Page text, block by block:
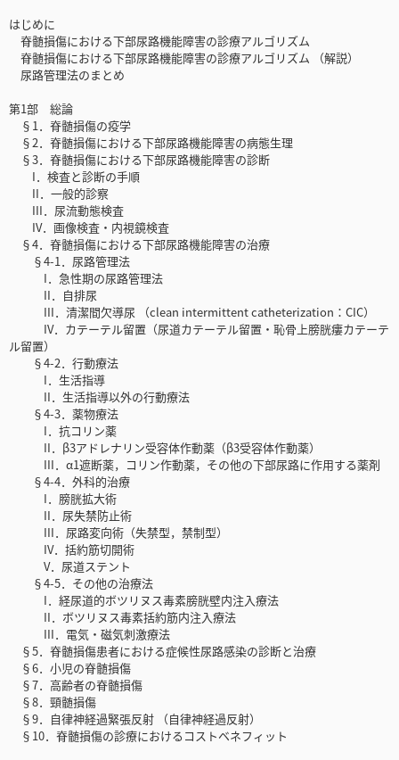
はじめに
脊髄損傷における下部尿路機能障害の診療アルゴリズム
脊髄損傷における下部尿路機能障害の診療アルゴリズム （解説）
尿路管理法のまとめ
第1部 総論
§1．脊髄損傷の疫学
§2．脊髄損傷における下部尿路機能障害の病態生理
§3．脊髄損傷における下部尿路機能障害の診断
I．検査と診断の手順
II．一般的診察
III．尿流動態検査
IV．画像検査・内視鏡検査
§4．脊髄損傷における下部尿路機能障害の治療
§4-1．尿路管理法
I．急性期の尿路管理法
II．自排尿
III．清潔間欠導尿 （clean intermittent catheterization：CIC）
IV．カテーテル留置（尿道カテーテル留置・恥骨上膀胱瘻カテーテ
ル留置）
§4-2．行動療法
I．生活指導
II．生活指導以外の行動療法
§4-3．薬物療法
I．抗コリン薬
II．β3アドレナリン受容体作動薬（β3受容体作動薬）
III．α1遮断薬，コリン作動薬，その他の下部尿路に作用する薬剤
§4-4．外科的治療
I．膀胱拡大術
II．尿失禁防止術
III．尿路変向術（失禁型，禁制型）
IV．括約筋切開術
V．尿道ステント
§4-5．その他の治療法
I．経尿道的ボツリヌス毒素膀胱壁内注入療法
II．ボツリヌス毒素括約筋内注入療法
III．電気・磁気刺激療法
§5．脊髄損傷患者における症候性尿路感染の診断と治療
§6．小児の脊髄損傷
§7．高齢者の脊髄損傷
§8．頸髄損傷
§9．自律神経過緊張反射 （自律神経過反射）
§10．脊髄損傷の診療におけるコストベネフィット